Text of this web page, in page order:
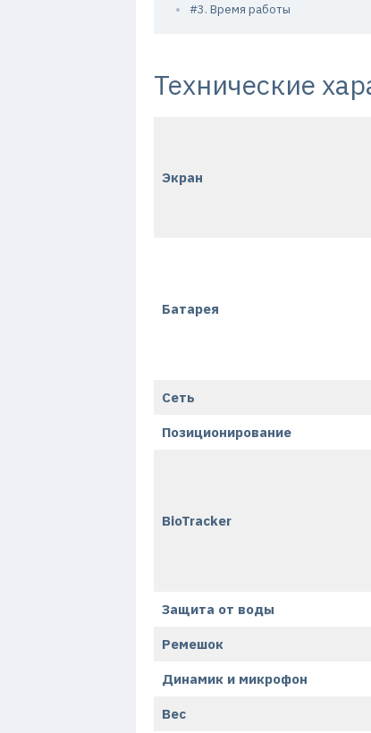
#3. Время работы
Технические
Экран
Батарея
Сеть
Позиционирование
BioTracker
Защита от воды
Ремешок
Динамик и микрофон
Вес